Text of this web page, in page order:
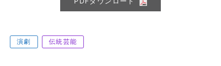
演劇 伝統芸能